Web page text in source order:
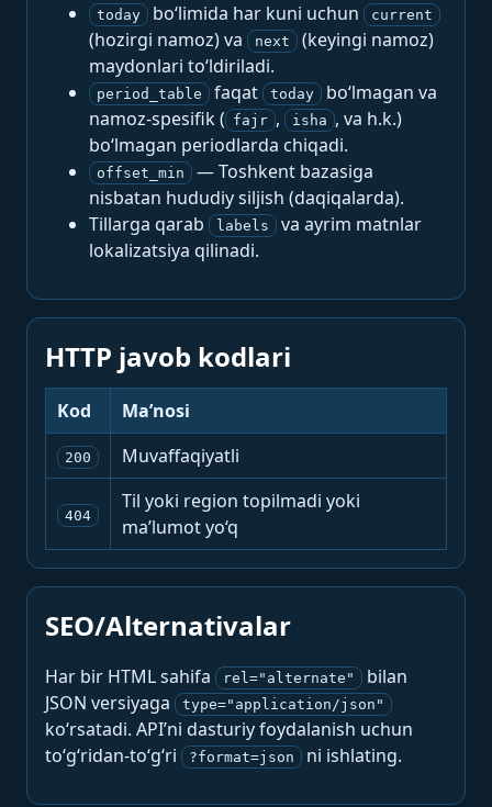
today bo‘limida har kuni uchun current
(hozirgi namoz) va next
(keyingi namoz)
maydonlari to‘ldiriladi.
period_table faqat today
bo‘lmagan va
namoz-spesifik ( fajr , isha , va h.k.)
bo‘lmagan periodlarda chiqadi.
offset_min
— Toshkent bazasiga
nisbatan hududiy siljish (daqiqalarda).
Tillarga qarab
labels
va ayrim matnlar
lokalizatsiya qilinadi.
HTTP javob kodlari
Kod Ma’nosi
200 Muvaffaqiyatli
404
Til yoki region topilmadi yoki
ma’lumot yo‘q
SEO/Alternativalar
Har bir HTML sahifa rel="alternate"
bilan
JSON versiyaga
type="application/json"
ko‘rsatadi. API’ni dasturiy foydalanish uchun
to‘g‘ridan-to‘g‘ri
?format=json ni ishlating.